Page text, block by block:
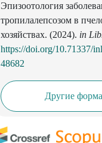
Эпизоотология
тропилалепсозом в
хозяйствах. (2024). in
https://doi.org/10.71337/
48682
Другие